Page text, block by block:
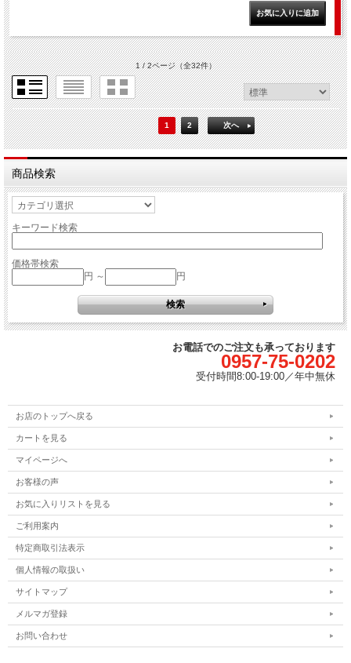
1 / 2ページ（全32件）
1 2 次へ
商品検索
キーワード検索
価格帯検索
円 ～
円
お電話でのご注文も承っております
0957-75-0202
受付時間8:00-19:00／年中無休
お店のトップへ戻る
カートを見る
マイページへ
お客様の声
お気に入りリストを見る
ご利用案内
特定商取引法表示
個人情報の取扱い
サイトマップ
メルマガ登録
お問い合わせ